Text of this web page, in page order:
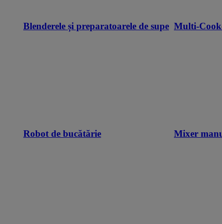
Blenderele și preparatoarele de supe Multi-
Robot de bucătărie Mixer